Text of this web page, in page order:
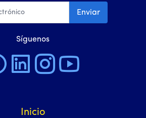
Enviar
Síguenos
Inicio